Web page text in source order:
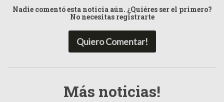
Nadie comentó esta noticia aún. ¿Quiéres ser el primero?
No necesitas registrarte
Quiero Comentar!
Más noticias!